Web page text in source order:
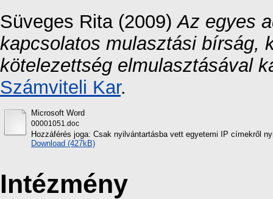
Süveges Rita (2009)Az egyes
kapcsolatos mulasztási bírság,
kötelezettség elmulasztásával
Számviteli Kar.
Microsoft Word
00001051.doc
Hozzáférés joga: Csak nyilvántartásba vett egyetemi IP címekről
Download (427kB)
Intézmény